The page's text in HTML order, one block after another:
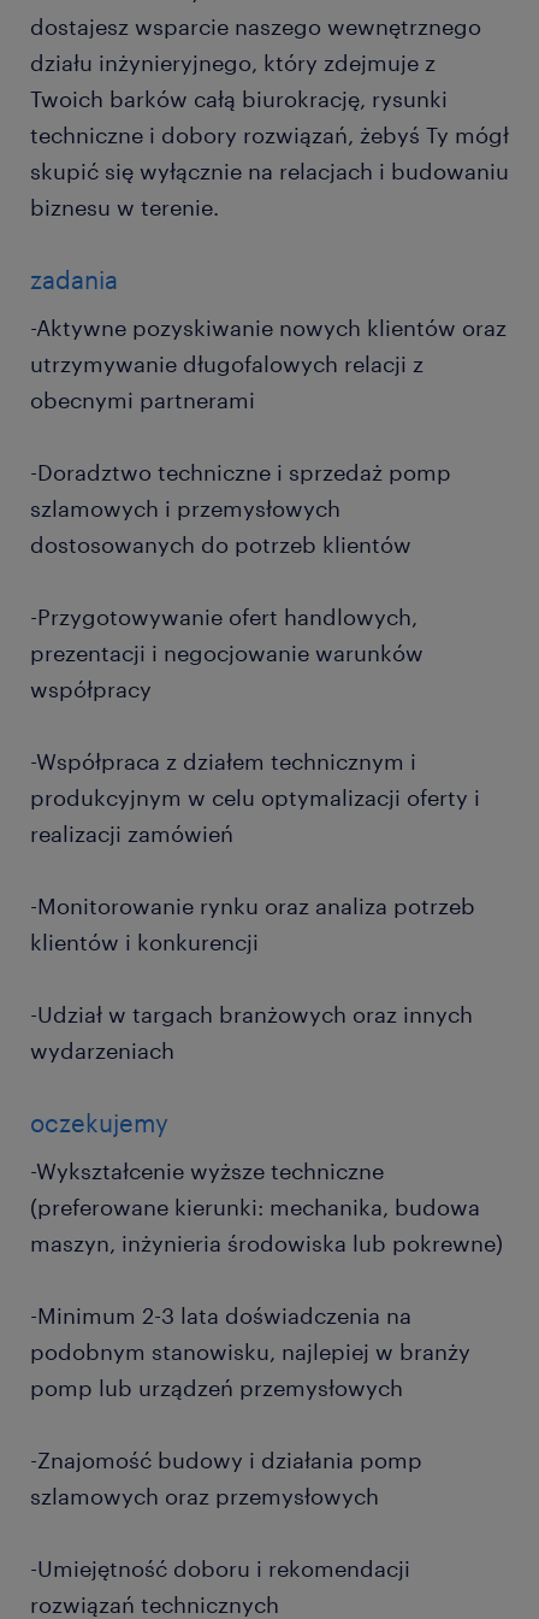
dostajesz wsparcie naszego wewnętrznego
działu inżynieryjnego, który zdejmuje z
Twoich barków całą biurokrację, rysunki
techniczne i dobory rozwiązań, żebyś Ty mógł
skupić się wyłącznie na relacjach i budowaniu
biznesu w terenie.
zadania
-Aktywne pozyskiwanie nowych klientów oraz
utrzymywanie długofalowych relacji z
obecnymi partnerami
-Doradztwo techniczne i sprzedaż pomp
szlamowych i przemysłowych
dostosowanych do potrzeb klientów
-Przygotowywanie ofert handlowych,
prezentacji i negocjowanie warunków
współpracy
-Współpraca z działem technicznym i
produkcyjnym w celu optymalizacji oferty i
realizacji zamówień
-Monitorowanie rynku oraz analiza potrzeb
klientów i konkurencji
-Udział w targach branżowych oraz innych
wydarzeniach
oczekujemy
-Wykształcenie wyższe techniczne
(preferowane kierunki: mechanika, budowa
maszyn, inżynieria środowiska lub pokrewne)
-Minimum 2-3 lata doświadczenia na
podobnym stanowisku, najlepiej w branży
pomp lub urządzeń przemysłowych
-Znajomość budowy i działania pomp
szlamowych oraz przemysłowych
-Umiejętność doboru i rekomendacji
rozwiązań technicznych